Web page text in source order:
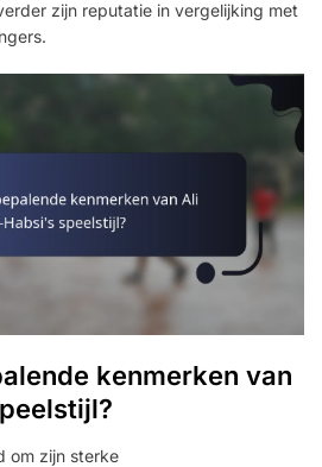
zijn reputatie in vergelijking met
kenmerken van
om zijn sterke